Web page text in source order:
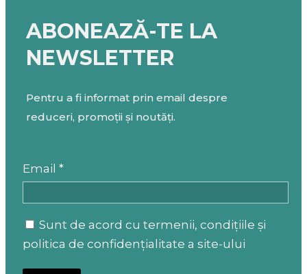
ABONEAZĂ-TE LA
NEWSLETTER
Pentru a fi informat prin email despre
reduceri, promoții și noutăți.
Email *
Sunt de acord cu termenii, condițiile și
politica de confidențialitate a site-ului